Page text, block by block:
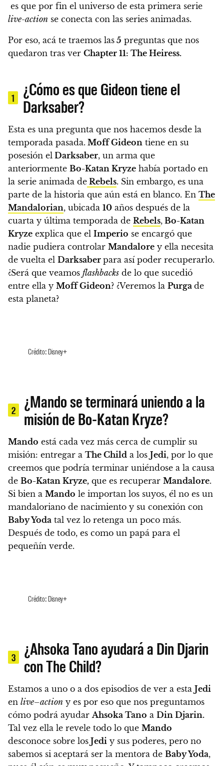
es que por fin el universo de esta primera serie
live-action se conecta con las series animadas.
Por eso, acá te traemos las 5 preguntas que nos
quedaron tras ver Chapter 11: The Heiress.
1
¿Cómo es que Gideon tiene el
Darksaber?
Esta es una pregunta que nos hacemos desde la
temporada pasada. Moff Gideon tiene en su
posesión el Darksaber, un arma que
anteriormente Bo-Katan Kryze había portado en
la serie animada de Rebels. Sin embargo, es una
parte de la historia que aún está en blanco. En The
Mandalorian, ubicada 10 años después de la
cuarta y última temporada de Rebels, Bo-Katan
Kryze explica que el Imperio se encargó que
nadie pudiera controlar Mandalore y ella necesita
de vuelta el Darksaber para así poder recuperarlo.
¿Será que veamos flashbacks de lo que sucedió
entre ella y Moff Gideon? ¿Veremos la Purga de
esta planeta?
Crédito: Disney+
2
¿Mando se terminará uniendo a la
misión de Bo-Katan Kryze?
Mando está cada vez más cerca de cumplir su
misión: entregar a The Child a los Jedi, por lo que
creemos que podría terminar uniéndose a la causa
de Bo-Katan Kryze, que es recuperar Mandalore.
Si bien a Mando le importan los suyos, él no es un
mandaloriano de nacimiento y su conexión con
Baby Yoda tal vez lo retenga un poco más.
Después de todo, es como un papá para el
pequeñín verde.
Crédito: Disney+
3
¿Ahsoka Tano ayudará a Din Djarin
con The Child?
Estamos a uno o a dos episodios de ver a esta Jedi
en live–action y es por eso que nos preguntamos
cómo podrá ayudar Ahsoka Tano a Din Djarin.
Tal vez ella le revele todo lo que Mando
desconoce sobre los Jedi y sus poderes, pero no
sabemos si aceptará ser la mentora de Baby Yoda,